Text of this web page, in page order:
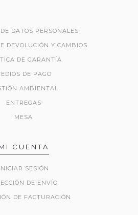
DATOS PERSONALES
DEVOLUCIÓN Y CAMBIOS
DE GARANTÍA
DE PAGO
AMBIENTAL
ENTREGAS
MESA
CUENTA
SESIÓN
DE ENVÍO
DE FACTURACIÓN